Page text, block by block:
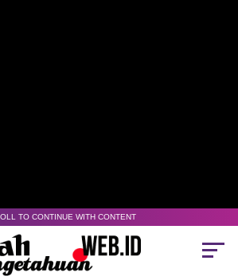
TO CONTINUE WITH CONTENT